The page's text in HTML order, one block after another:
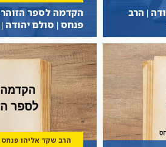
| הרב
פנחס | סולם יהודה
הרב שקד אליהו פנחס